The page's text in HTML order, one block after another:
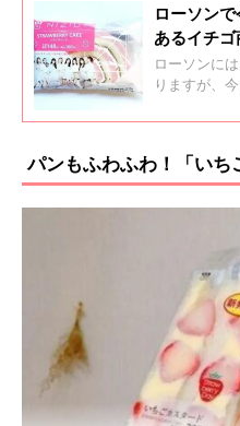
ローソン
あるイチ
ローソンに
りますが、
スタグラム
パンもふわふわ！「いち